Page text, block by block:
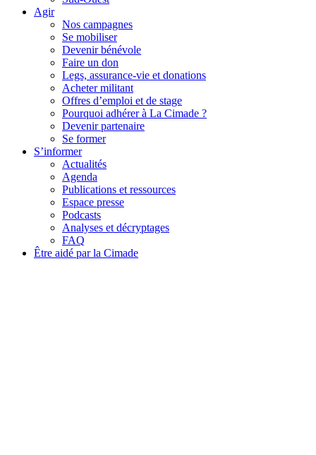
Agir
Nos campagnes
Se mobiliser
Devenir bénévole
Faire un don
Legs, assurance-vie et donations
Acheter militant
Offres d’emploi et de stage
Pourquoi adhérer à La Cimade ?
Devenir partenaire
Se former
S’informer
Actualités
Agenda
Publications et ressources
Espace presse
Podcasts
Analyses et décryptages
FAQ
Être aidé par la Cimade